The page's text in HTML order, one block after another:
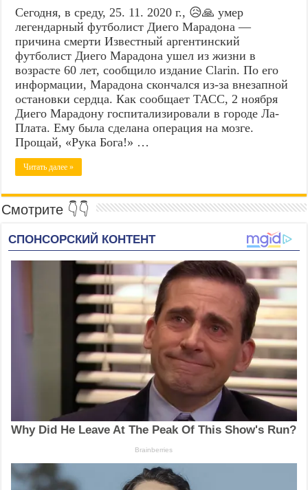
Сегодня, в среду, 25. 11. 2020 г., 😥🙏 умер
легендарный футболист Диего Марадона —
причина смерти Известный аргентинский
футболист Диего Марадона ушел из жизни в
возрасте 60 лет, сообщило издание Clarin. По его
информации, Марадона скончался из-за внезапной
остановки сердца. Как сообщает ТАСС, 2 ноября
Диего Марадону госпитализировали в городе Ла-
Плата. Ему была сделана операция на мозге.
Прощай, «Рука Бога!» …
Читать далее »
Смотрите 👇👇